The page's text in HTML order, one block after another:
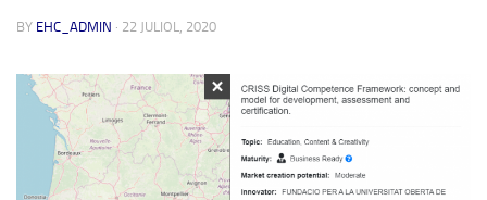
BY EHC_ADMIN · 22 JULIOL, 2020